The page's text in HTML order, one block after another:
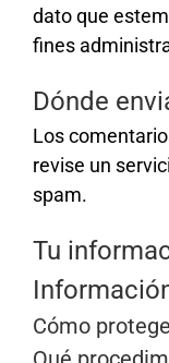
dato que
fines
Dónde
Los
revise un
spam.
Tu
Cómo